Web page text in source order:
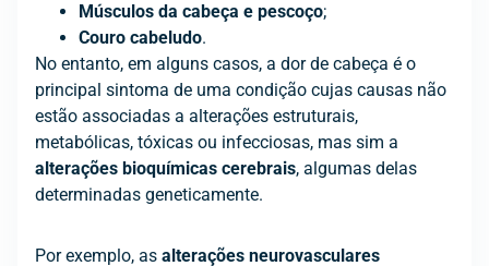
Músculos da cabeça e pescoço;
Couro cabeludo.
No entanto, em alguns casos, a dor de cabeça é o
principal sintoma de uma condição cujas causas não
estão associadas a alterações estruturais,
metabólicas, tóxicas ou infecciosas, mas sim a
alterações bioquímicas cerebrais, algumas delas
determinadas geneticamente.
Por exemplo, as alterações neurovasculares